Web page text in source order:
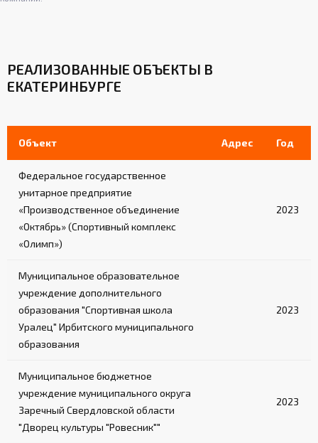
РЕАЛИЗОВАННЫЕ ОБЪЕКТЫ В
ЕКАТЕРИНБУРГЕ
Объект Адрес Год
Федеральное государственное
унитарное предприятие
«Производственное объединение
«Октябрь» (Спортивный комплекс
«Олимп»)
2023
Муниципальное образовательное
учреждение дополнительного
образования "Спортивная школа
Уралец" Ирбитского муниципального
образования
2023
Муниципальное бюджетное
учреждение муниципального округа
Заречный Свердловской области
"Дворец культуры "Ровесник""
2023